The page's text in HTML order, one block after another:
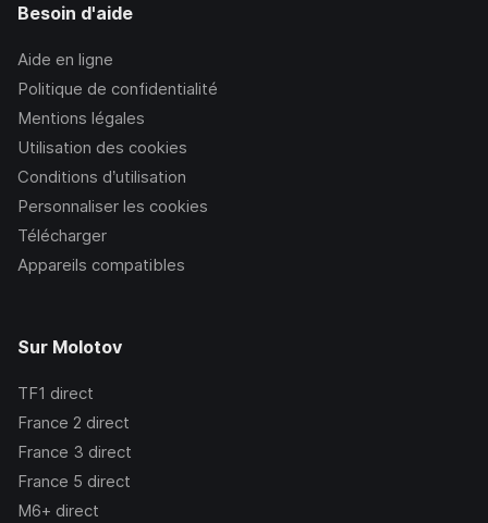
Besoin d'aide
Aide en ligne
Politique de confidentialité
Mentions légales
Utilisation des cookies
Conditions d’utilisation
Personnaliser les cookies
Télécharger
Appareils compatibles
Sur Molotov
TF1 direct
France 2 direct
France 3 direct
France 5 direct
M6+ direct